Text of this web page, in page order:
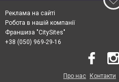
Реклама на сайті
Робота в нашій компанії
Франшиза "CitySites"
+38 (050) 969-29-16
Про нас Контакти